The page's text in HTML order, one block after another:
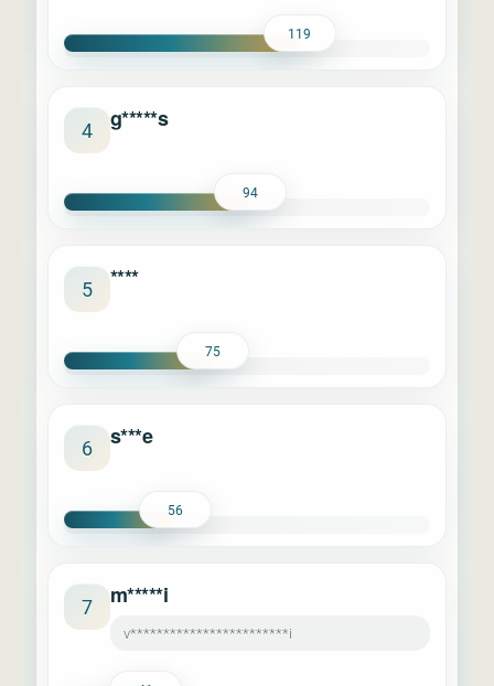
119
4 g*****s
94
5 ****
75
6 s***e
56
7 m*****i
v************************i